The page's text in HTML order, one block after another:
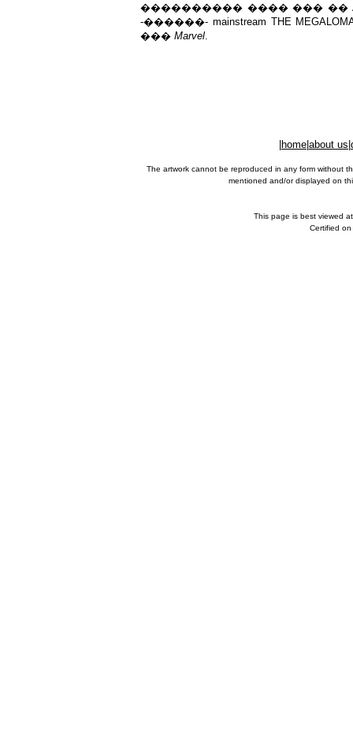
���������� ���� ��� ��
-������- mainstream THE
��� Marvel.
home about us
The artwork cannot be reproduced in any form without
mentioned and/or displayed on
This page is best viewed
Certified on